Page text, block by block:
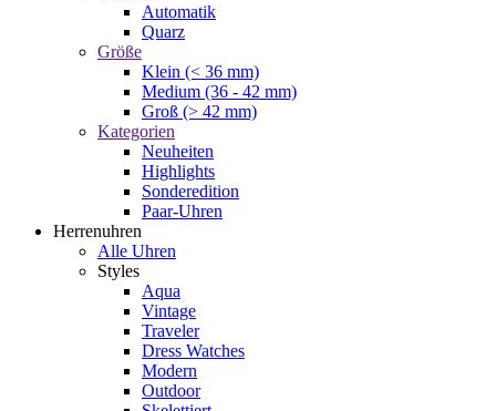
Automatik
Quarz
Größe
Klein (< 36 mm)
Medium (36 - 42 mm)
Groß (> 42 mm)
Kategorien
Neuheiten
Highlights
Sonderedition
Paar-Uhren
Herrenuhren
Alle Uhren
Styles
Aqua
Vintage
Traveler
Dress Watches
Modern
Outdoor